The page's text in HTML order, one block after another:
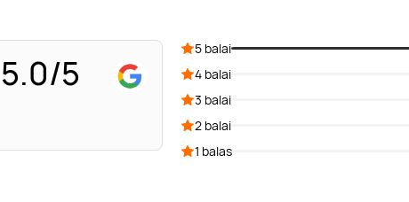
5.0/5
5 balai
4 balai
3 balai
2 balai
1 balas